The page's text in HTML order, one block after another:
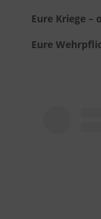
Eure Kriege –
Eure